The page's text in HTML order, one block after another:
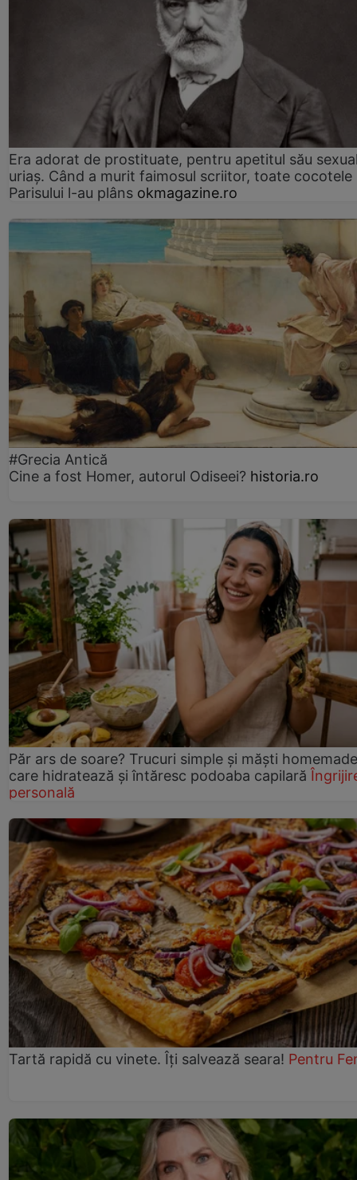
Era adorat de prostituate, pentru apetitul său
uriaș. Când a murit faimosul scriitor, toate cocotele
Parisului l-au plâns okmagazine.ro
#Grecia Antică
Cine a fost Homer, autorul Odiseei? historia.ro
Păr ars de soare? Trucuri simple și măști homemade
care hidratează și întăresc podoaba capilară
personală
Tartă rapidă cu vinete. Îți salvează seara! Pentru